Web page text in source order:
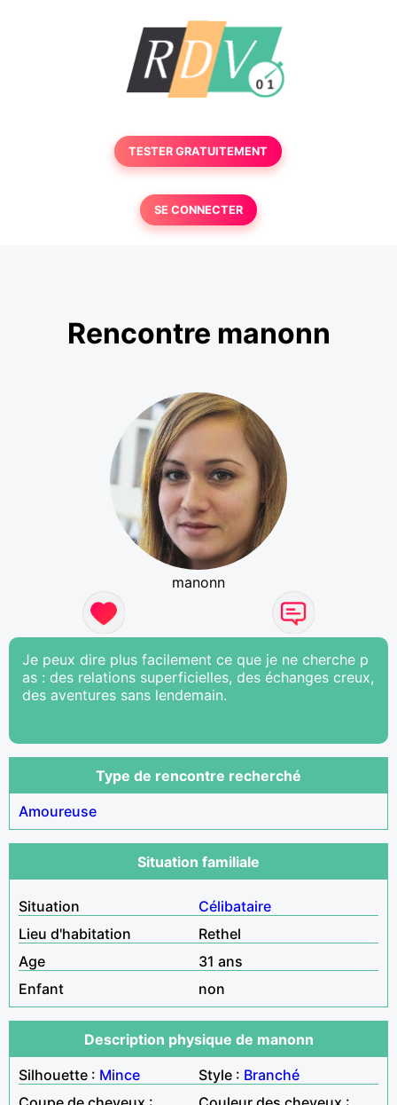
TESTER GRATUITEMENT
SE CONNECTER
Rencontre manonn
manonn
Je peux dire plus facilement ce que je ne cherche p
as : des relations superficielles, des échanges creux,
des aventures sans lendemain.
Type de rencontre recherché
Amoureuse
Situation familiale
Situation
Célibataire
Lieu d'habitation
Rethel
Age
31 ans
Enfant
non
Description physique de manonn
Silhouette : Mince Style : Branché